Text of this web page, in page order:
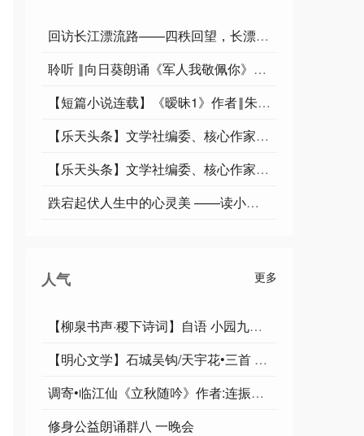
回访长江漂流路——四秩回望，长漂精神永存
聆听 ‖向日葵朗诵《军人我敬佩你》作者/王胜利
【短篇小说连载】《暧昧1》作者‖朱清兵 朗诵‖蒋本义
【乐天头条】文学社编委、核心作家孟现春先生精品//七言排律·自在安然度暮年
【乐天头条】文学社编委、核心作家孟现春先生精品//七言排律·一枕梦魂花锦堂
跌宕起伏人生中的心灵美 ——读小说《人生》 文/严肃人 主播/蝴蝶兰
人气 更多
【柳泉书声·稷下诗词】自语 小园九章｜作者李奎封
【明心文学】石城吴钩/天宇花•三首 主播/薇薇
调寄•临江仙《立秋随吟》作者:连振华 / 广东乐昌
修身公益朗诵群八 一晚会